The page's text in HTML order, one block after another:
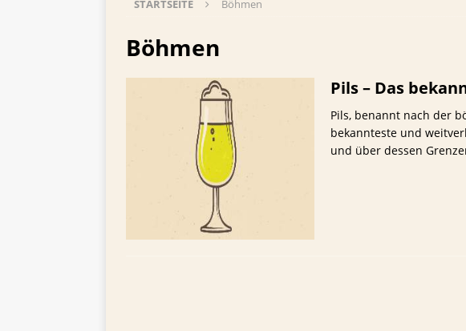
[ 14. November 2023 ]
ALLGEMEIN
[ 26. September 2023 ] Welche Biersorten werden
TIPPS FÜR BIERTRINKER
[ 29. Mai 2025 ]
STARTSEITE Böhmen
Böhmen
Pils – Das
Pils, benannt nach der
bekannteste und
und über dessen